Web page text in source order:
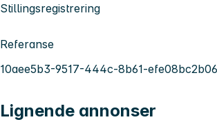
Stillingsregistrering
Referanse
10aee5b3-9517-444c-8b61-
Lignende annonser